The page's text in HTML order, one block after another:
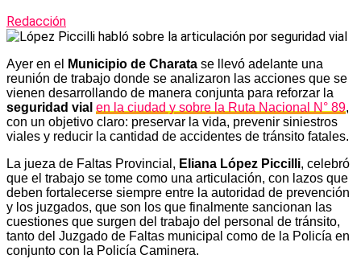
Redacción
Ayer en el Municipio de Charata se llevó adelante una
reunión de trabajo donde se analizaron las acciones que se
vienen desarrollando de manera conjunta para reforzar la
seguridad vial en la ciudad y sobre la Ruta Nacional N° 89,
con un objetivo claro: preservar la vida, prevenir siniestros
viales y reducir la cantidad de accidentes de tránsito fatales.
La jueza de Faltas Provincial, Eliana López Piccilli, celebró
que el trabajo se tome como una articulación, con lazos que
deben fortalecerse siempre entre la autoridad de prevención
y los juzgados, que son los que finalmente sancionan las
cuestiones que surgen del trabajo del personal de tránsito,
tanto del Juzgado de Faltas municipal como de la Policía en
conjunto con la Policía Caminera.